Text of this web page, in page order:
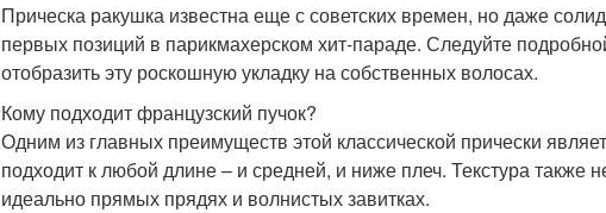
Прическа ракушка известна еще с советских времен, но даже
первых позиций в парикмахерском хит-параде. Следуйте
отобразить эту роскошную укладку на собственных волосах.
Кому подходит французский пучок?
Одним из главных преимуществ этой классической прически
подходит к любой длине – и средней, и ниже плеч. Текстура также
идеально прямых прядях и волнистых завитках.